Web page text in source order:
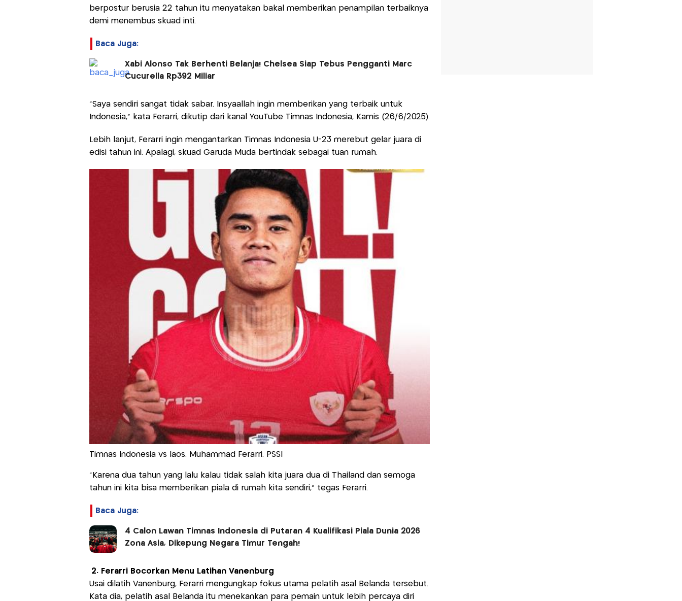
berpostur berusia 22 tahun itu menyatakan bakal memberikan penampilan terbaiknya
demi menembus skuad inti.
Baca Juga:
Xabi Alonso Tak Berhenti Belanja! Chelsea Siap Tebus Pengganti Marc
Cucurella Rp392 Miliar
“Saya sendiri sangat tidak sabar. Insyaallah ingin memberikan yang terbaik untuk
Indonesia,” kata Ferarri, dikutip dari kanal YouTube Timnas Indonesia, Kamis (26/6/2025).
Lebih lanjut, Ferarri ingin mengantarkan Timnas Indonesia U-23 merebut gelar juara di
edisi tahun ini. Apalagi, skuad Garuda Muda bertindak sebagai tuan rumah.
Timnas Indonesia vs laos. Muhammad Ferarri. PSSI
“Karena dua tahun yang lalu kalau tidak salah kita juara dua di Thailand dan semoga
tahun ini kita bisa memberikan piala di rumah kita sendiri,” tegas Ferarri.
Baca Juga:
4 Calon Lawan Timnas Indonesia di Putaran 4 Kualifikasi Piala Dunia 2026
Zona Asia, Dikepung Negara Timur Tengah!
2. Ferarri Bocorkan Menu Latihan Vanenburg
Usai dilatih Vanenburg, Ferarri mengungkap fokus utama pelatih asal Belanda tersebut.
Kata dia, pelatih asal Belanda itu menekankan para pemain untuk lebih percaya diri